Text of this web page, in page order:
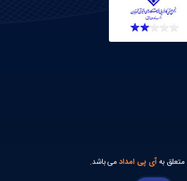
آی پی امدادمی باشد.